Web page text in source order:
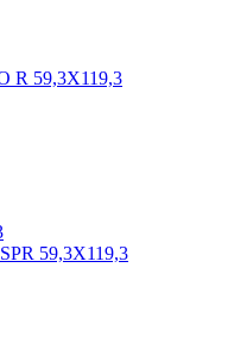
R 59,3X119,3
59,3X119,3